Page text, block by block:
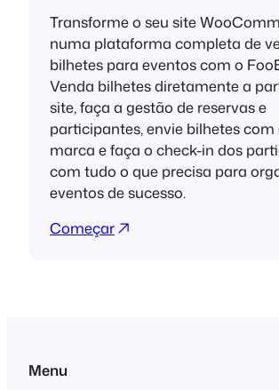
Transforme o seu site
numa plataforma completa de
bilhetes para eventos com o
Venda bilhetes diretamente a
site, faça a gestão de reservas e
participantes, envie bilhetes com
marca e faça o check-in dos
com tudo o que precisa para
eventos de sucesso.
Começar
Menu